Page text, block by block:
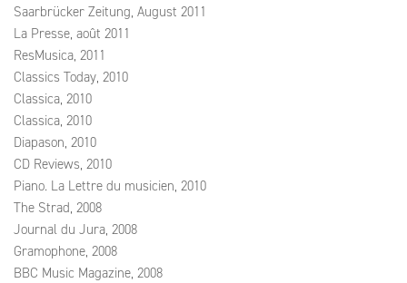
Saarbrücker Zeitung, August 2011
La Presse, août 2011
ResMusica, 2011
Classics Today, 2010
Classica, 2010
Classica, 2010
Diapason, 2010
CD Reviews, 2010
Piano. La Lettre du musicien, 2010
The Strad, 2008
Journal du Jura, 2008
Gramophone, 2008
BBC Music Magazine, 2008